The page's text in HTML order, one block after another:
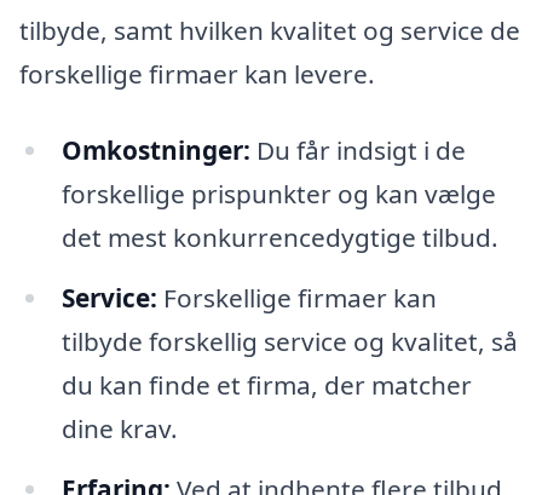
tilbyde, samt hvilken kvalitet og service de
forskellige firmaer kan levere.
Omkostninger: Du får indsigt i de
forskellige prispunkter og kan vælge
det mest konkurrencedygtige tilbud.
Service: Forskellige firmaer kan
tilbyde forskellig service og kvalitet, så
du kan finde et firma, der matcher
dine krav.